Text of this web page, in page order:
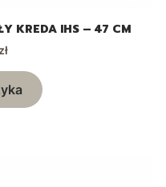
KREDA IHS – 47 CM